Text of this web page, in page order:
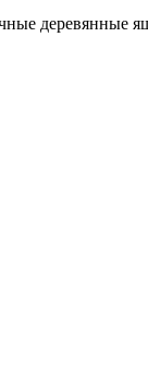
деревянные